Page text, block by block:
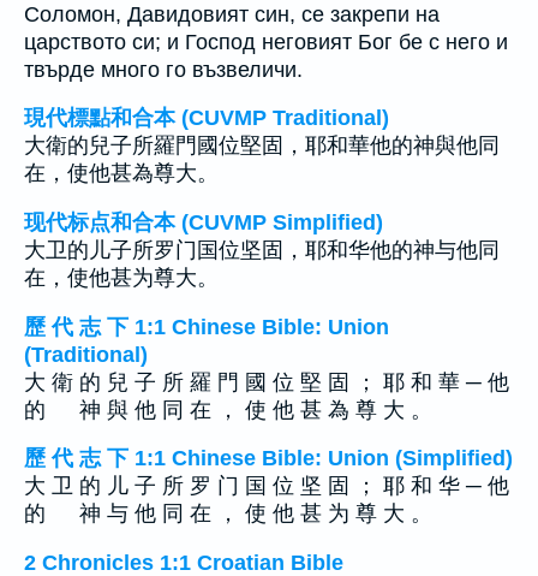
Соломон, Давидовият син, се закрепи на
царството си; и Господ неговият Бог бе с него и
твърде много го възвеличи.
現代標點和合本 (CUVMP Traditional)
大衛的兒子所羅門國位堅固，耶和華他的神與他同
在，使他甚為尊大。
现代标点和合本 (CUVMP Simplified)
大卫的儿子所罗门国位坚固，耶和华他的神与他同
在，使他甚为尊大。
歷 代 志 下 1:1 Chinese Bible: Union
(Traditional)
大 衛 的 兒 子 所 羅 門 國 位 堅 固 ； 耶 和 華 ─ 他
的 神 與 他 同 在 ， 使 他 甚 為 尊 大 。
歷 代 志 下 1:1 Chinese Bible: Union (Simplified)
大 卫 的 儿 子 所 罗 门 国 位 坚 固 ； 耶 和 华 ─ 他
的 神 与 他 同 在 ， 使 他 甚 为 尊 大 。
2 Chronicles 1:1 Croatian Bible